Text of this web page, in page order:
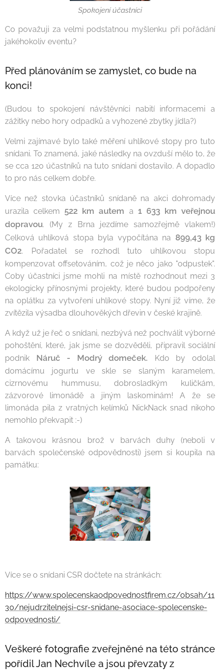
Spokojení účastníci
Co považuji za velmi podstatnou myšlenku při pořádání
jakéhokoliv eventu?
Před plánováním se zamyslet, co bude na
konci!
(Budou to spokojení návštěvníci nabití informacemi a
zážitky nebo hory odpadků a vyhozené zbytky jídla?)
Velmi zajímavé bylo také měření uhlíkové stopy pro tuto
snídani. To znamená, jaké následky na ovzduší mělo to, že
se cca 120 účastníků na tuto snídani dostavilo. A dopadlo
to pro nás celkem dobře.
Více než stovka účastníků snídaně na akci dohromady
urazila celkem 522 km autem a 1 633 km veřejnou
dopravou. (My z Brna jezdíme samozřejmě vlakem!)
Celková uhlíková stopa byla vypočítána na 899,43 kg
CO2. Pořadatel se rozhodl tuto uhlíkovou stopu
kompenzovat offsetováním, což je něco jako "odpustek".
Coby účastníci jsme mohli na místě rozhodnout mezi 3
ekologicky přínosnými projekty, které budou podpořeny
na oplátku za vytvoření uhlíkové stopy. Nyní již víme, že
zvítězila výsadba dlouhověkých dřevin v české krajině.
A když už je řeč o snídani, nezbývá než pochválit výborné
pohoštění, které, jak jsme se dozvěděli, připravil sociální
podnik Náruč - Modrý domeček.
Kdo by odolal
domácímu jogurtu ve skle se slaným karamelem,
cizrnovému hummusu, dobrosladkým kuličkám,
zázvorové limonádě a jiným laskominám! A že se
limonáda pila z vratných kelímků NickNack snad nikoho
nemohlo překvapit :-)
A takovou krásnou brož v barvách duhy (neboli v
barvách společenské odpovědnosti) jsem si koupila na
památku:
Více se o snídani CSR dočtete na stránkách:
https://www.spolecenskaodpovednostfirem.cz/obsah/11
30/nejudrzitelnejsi-csr-snidane-asociace-spolecenske-
odpovednosti/
Veškeré fotografie zveřejněné na této stránce
pořídil Jan Nechvíle a jsou převzaty z